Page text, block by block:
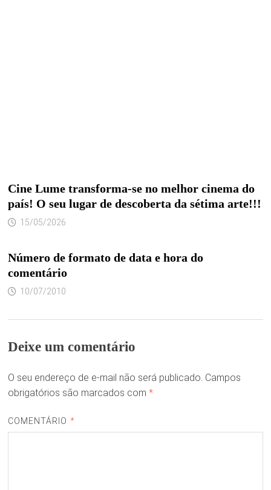
Cine Lume transforma-se no melhor cinema do
país! O seu lugar de descoberta da sétima arte!!!
15/05/2026
Número de formato de data e hora do
comentário
10/07/2010
Deixe um comentário
O seu endereço de e-mail não será publicado. Campos
obrigatórios são marcados com *
COMENTÁRIO *